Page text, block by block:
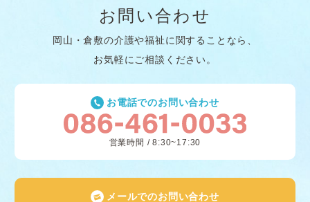
お問い合わせ
岡山・倉敷の介護や福祉に関することなら、
お気軽にご相談ください。
お電話でのお問い合わせ
営業時間 / 8:30~17:30
メールでのお問い合わせ